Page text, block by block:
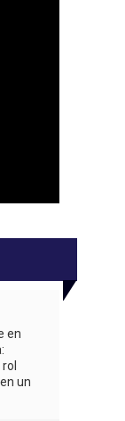
en
un